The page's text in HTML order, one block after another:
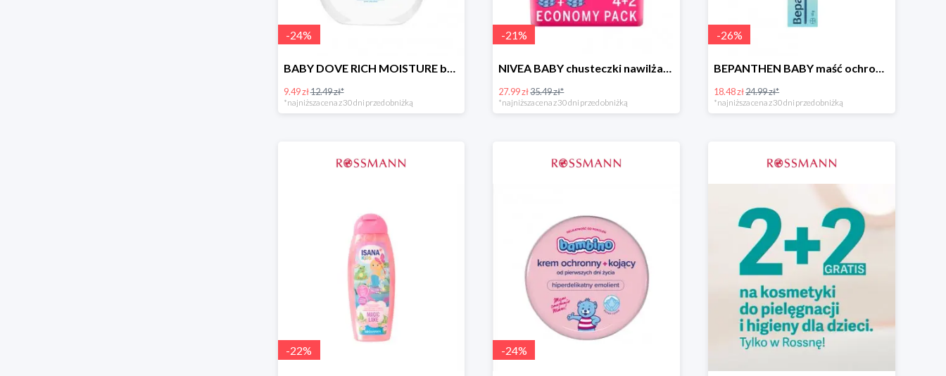
-24%
BABY DOVE RICH MOISTURE balsam nawilżający
9.49 zł12.49 zł*
*najniższa cena z 30 dni przed obniżką
-21%
NIVEA BABY chusteczki nawilżane
27.99 zł35.49 zł*
*najniższa cena z 30 dni przed obniżką
-26%
BEPANTHEN BABY maść ochronna
18.48 zł24.99 zł*
*najniższa cena z 30 dni przed obniżką
-22% -24%